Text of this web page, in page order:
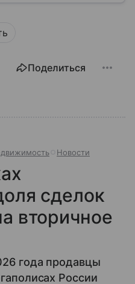
Поделиться
Новости
сделок
вторичное
года продавцы
России